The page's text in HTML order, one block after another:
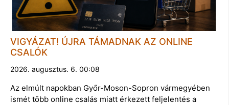
VIGYÁZAT! ÚJRA TÁMADNAK AZ ONLINE
CSALÓK
2026. augusztus. 6. 00:08
Az elmúlt napokban Győr-Moson-Sopron vármegyében
ismét több online csalás miatt érkezett feljelentés a